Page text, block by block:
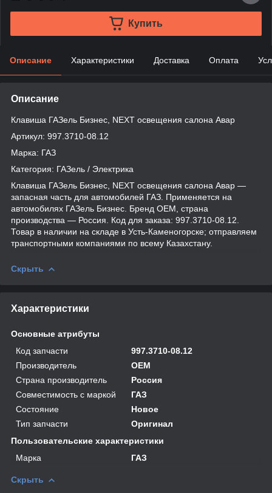
Купить
Описание Характеристики Доставка Оплата
Описание
Клавиша ГАЗель Бизнес, NEXT освещения салона Авар
Артикул: 997.3710-08.12
Марка: ГАЗ
Категория: ГАЗель / Электрика
Клавиша ГАЗель Бизнес, NEXT освещения салона Авар —
запасная часть для автомобилей ГАЗ. Применяется на
автомобилях ГАЗель Бизнес. Бренд OEM, страна
производства — Россия. Код для заказа: 997.3710-08.12.
Товар в наличии на складе в Усть-Каменогорске; отправляем
транспортными компаниями по всему Казахстану.
Скрыть
Характеристики
Основные атрибуты
Код запчасти
997.3710-08.12
Производитель
OEM
Страна производитель
Россия
Совместимость с маркой
ГАЗ
Состояние
Новое
Тип запчасти
Оригинал
Пользовательские характеристики
Марка
ГАЗ
Скрыть